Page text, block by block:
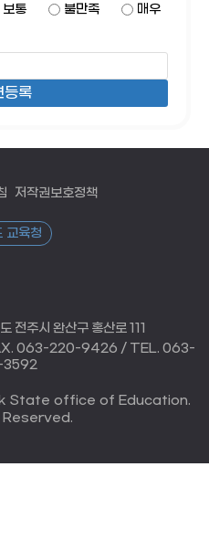
보통 불만족
매우
저작권보호정책
교육청
전주시 완산구 홍산로 111
063-220-9426 / TEL. 063-
State office of Education.